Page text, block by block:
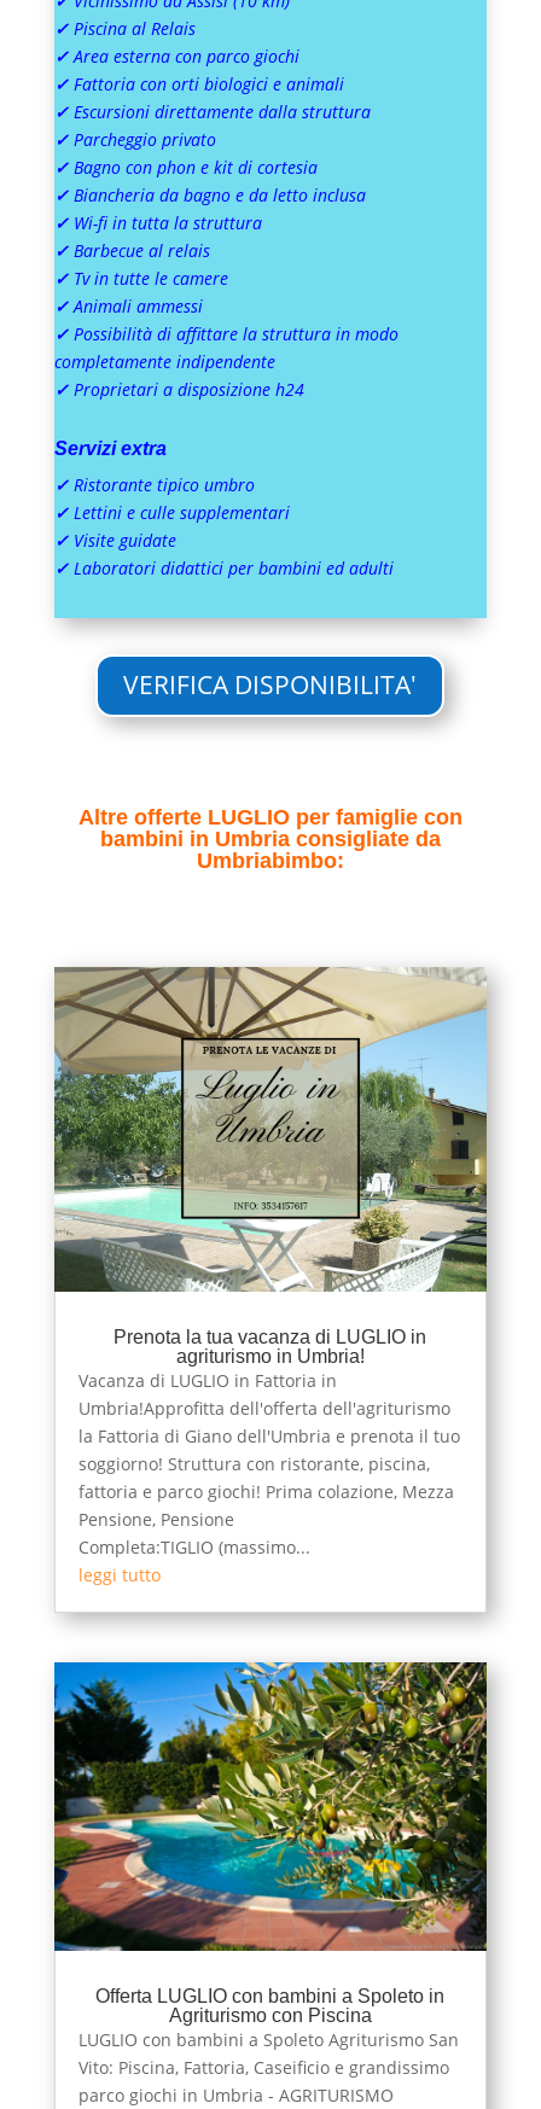
✓ Piscina al Relais
✓Area esterna con parco giochi
✓ Fattoria con orti biologici e animali
✓ Escursioni direttamente dalla struttura
✓ Parcheggio privato
✓ Bagno con phon e kit di cortesia
✓ Biancheria da bagno e da letto inclusa
✓ Wi-fi in tutta la struttura
✓ Barbecue al relais
✓ Tv in tutte le camere
✓Animali ammessi
✓ Possibilità di affittare la struttura in modo
completamente indipendente
✓ Proprietari a disposizione h24
Servizi extra
✓ Ristorante tipico umbro
✓ Lettini e culle supplementari
✓ Visite guidate
✓ Laboratori didattici per bambini ed adulti
VERIFICA DISPONIBILITA'
Altre offerte LUGLIO per famiglie con
bambini in Umbria consigliate da
Umbriabimbo:
Prenota la tua vacanza di LUGLIO in
agriturismo in Umbria!
Vacanza di LUGLIO in Fattoria in
Umbria!Approfitta dell'offerta dell'agriturismo
la Fattoria di Giano dell'Umbria e prenota il tuo
soggiorno! Struttura con ristorante, piscina,
fattoria e parco giochi! Prima colazione, Mezza
Pensione, Pensione
Completa:TIGLIO (massimo...
leggi tutto
Offerta LUGLIO con bambini a Spoleto in
Agriturismo con Piscina
LUGLIO con bambini a Spoleto Agriturismo San
Vito: Piscina, Fattoria, Caseificio e grandissimo
parco giochi in Umbria - AGRITURISMO